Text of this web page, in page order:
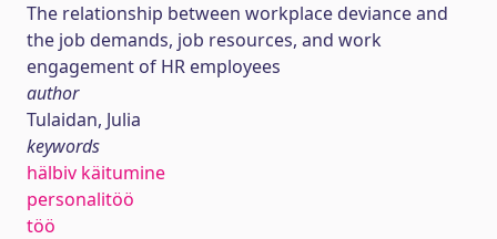
The relationship between workplace deviance and
the job demands, job resources, and work
engagement of HR employees
author
Tulaidan, Julia
keywords
hälbiv käitumine
personalitöö
töö